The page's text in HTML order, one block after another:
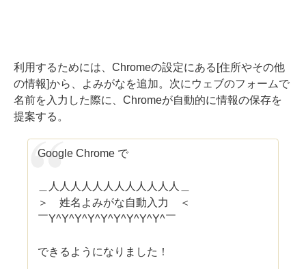
利用するためには、Chromeの設定にある[住所やその他
の情報]から、よみがなを追加。次にウェブのフォームで
名前を入力した際に、Chromeが自動的に情報の保存を
提案する。
Google Chrome で
＿人人人人人人人人人人人人＿
＞ 姓名よみがな自動入力 ＜
￣Y^Y^Y^Y^Y^Y^Y^Y^Y^￣
できるようになりました！